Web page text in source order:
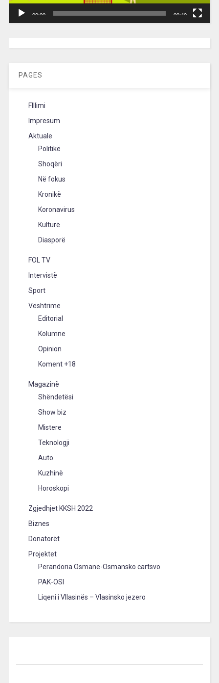
00:00 00:40
PAGES
FIllimi
Impresum
Aktuale
Politikë
Shoqëri
Në fokus
Kronikë
Koronavirus
Kulturë
Diasporë
FOL TV
Intervistë
Sport
Vështrime
Editorial
Kolumne
Opinion
Koment +18
Magazinë
Shëndetësi
Show biz
Mistere
Teknologji
Auto
Kuzhinë
Horoskopi
Zgjedhjet KKSH 2022
Biznes
Donatorët
Projektet
Perandoria Osmane-Osmansko cartsvo
PAK-OSI
Liqeni i Vllasinës – Vlasinsko jezero